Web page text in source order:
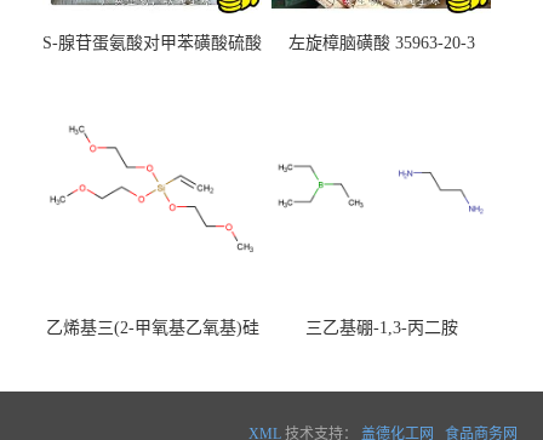
S-腺苷蛋氨酸对甲苯磺酸硫酸
左旋樟脑磺酸 35963-20-3
乙烯基三(2-甲氧基乙氧基)硅
三乙基硼-1,3-丙二胺
XML 技术支持： 盖德化工网 食品商务网